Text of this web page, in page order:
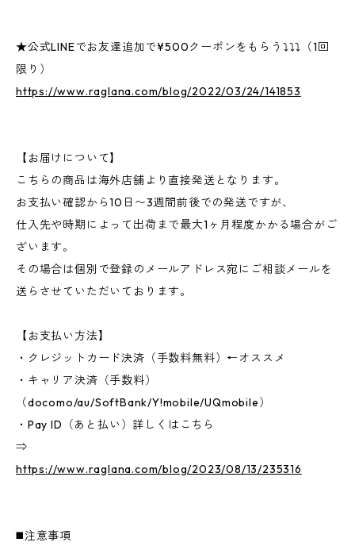
★公式LINEでお友達追加で¥500クーポンをもらう⤵⤵⤵（1回
限り）
https://www.raglana.com/blog/2022/03/24/141853
【お届けについて】
こちらの商品は海外店舗より直接発送となります。
お支払い確認から10日〜3週間前後での発送ですが、
仕入先や時期によって出荷まで最大1ヶ月程度かかる場合がご
ざいます。
その場合は個別で登録のメールアドレス宛にご相談メールを
送らさせていただいております。
【お支払い方法】
・クレジットカード決済（手数料無料）←オススメ
・キャリア決済（手数料）
（docomo/au/SoftBank/Y!mobile/UQmobile）
・Pay ID（あと払い）詳しくはこちら
⇒
https://www.raglana.com/blog/2023/08/13/235316
◼️注意事項